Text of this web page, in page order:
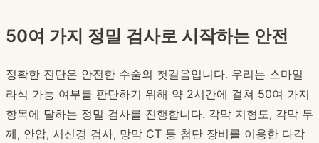
50여 가지 정밀 검사로 시작하는 안전
정확한 진단은 안전한 수술의 첫걸음입니다. 우리는 스마일
라식 가능 여부를 판단하기 위해 약 2시간에 걸쳐 50여 가지
항목에 달하는 정밀 검사를 진행합니다. 각막 지형도, 각막 두
께, 안압, 시신경 검사, 망막 CT 등 첨단 장비를 이용한 다각